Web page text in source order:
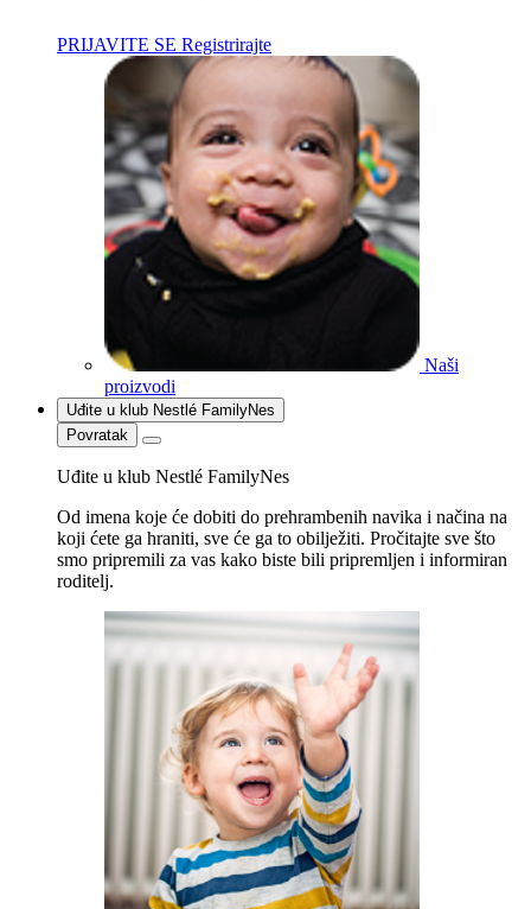
PRIJAVITE SE Registrirajte
Naši
proizvodi
Uđite u klub Nestlé FamilyNes
Povratak
Uđite u klub Nestlé FamilyNes
Od imena koje će dobiti do prehrambenih navika i načina na
koji ćete ga hraniti, sve će ga to obilježiti. Pročitajte sve što
smo pripremili za vas kako biste bili pripremljen i informiran
roditelj.